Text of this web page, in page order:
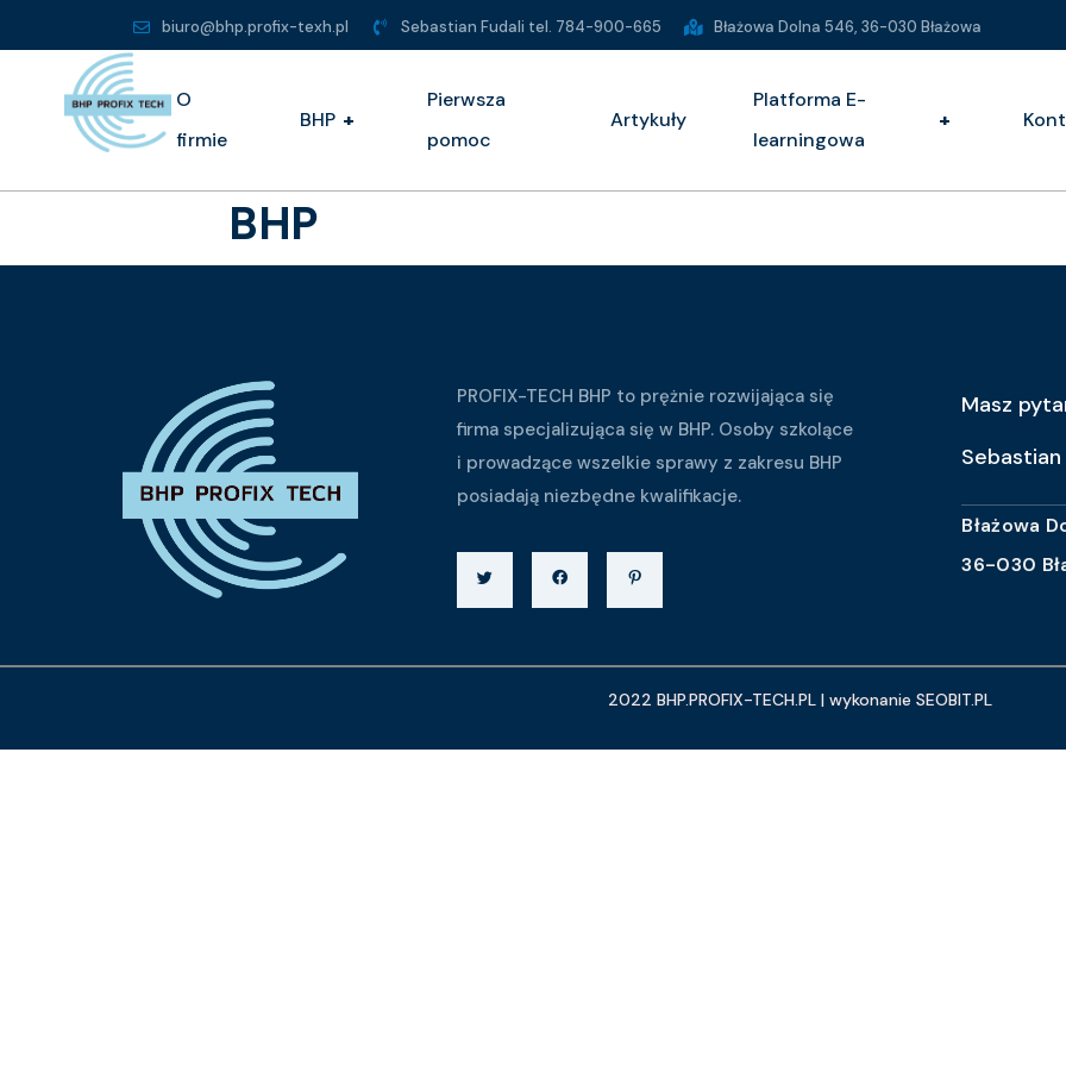
biuro@bhp.profix-texh.pl Sebastian Fudali tel. 784-900-665 Błażowa Dolna 546, 36-030 Błażowa
O
firmie
BHP +
Pierwsza
pomoc
Artykuły
Platforma E-
learningowa
+
BHP
PROFIX-TECH BHP to prężnie rozwijająca się
firma specjalizująca się w BHP. Osoby szkolące
i prowadzące wszelkie sprawy z zakresu BHP
posiadają niezbędne kwalifikacje.
Masz
Błażowa
36-030
2022 BHP.PROFIX-TECH.PL | wykonanie SEOBIT.PL